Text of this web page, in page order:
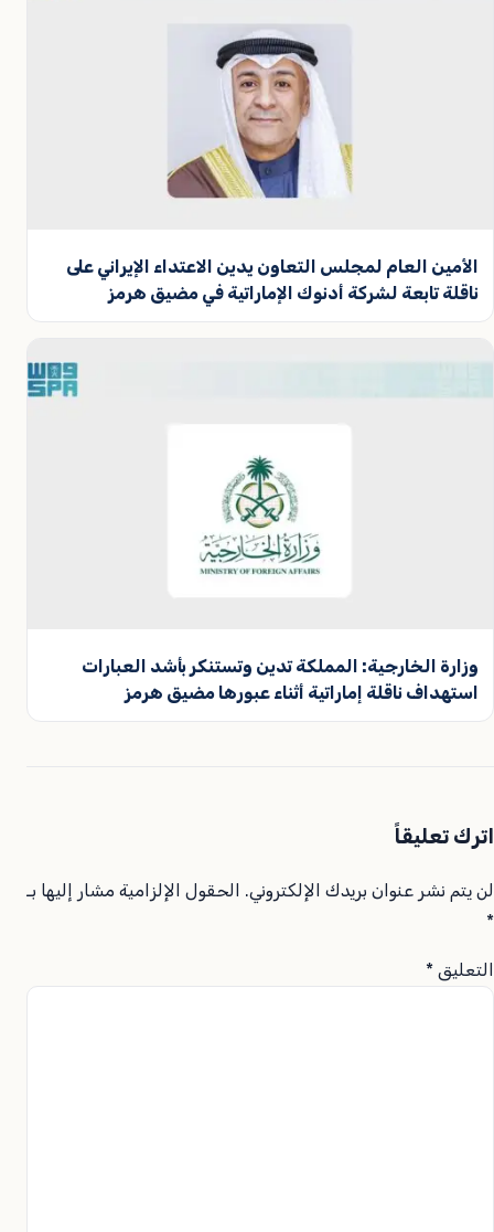
الأمين العام لمجلس التعاون يدين الاعتداء الإيراني على
ناقلة تابعة لشركة أدنوك الإماراتية في مضيق هرمز
وزارة الخارجية: المملكة تدين وتستنكر بأشد العبارات
استهداف ناقلة إماراتية أثناء عبورها مضيق هرمز
اترك تعليقاً
لن يتم نشر عنوان بريدك الإلكتروني. الحقول الإلزامية مشار إليها بـ
*
التعليق *